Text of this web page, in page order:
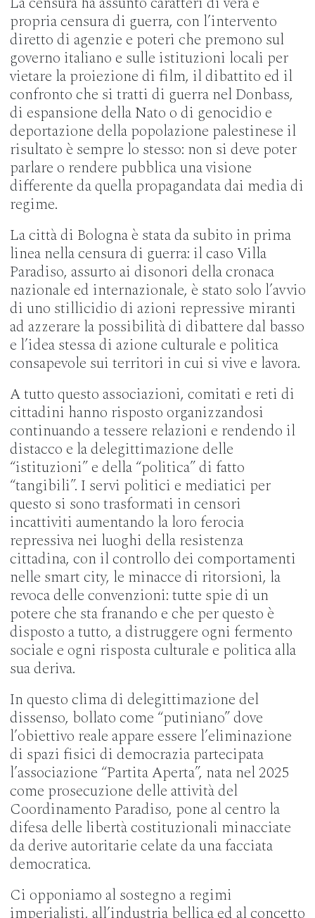
propria censura di guerra, con l’intervento
diretto di agenzie e poteri che premono sul
governo italiano e sulle istituzioni locali per
vietare la proiezione di film, il dibattito ed il
confronto che si tratti di guerra nel Donbass,
di espansione della Nato o di genocidio e
deportazione della popolazione palestinese il
risultato è sempre lo stesso: non si deve poter
parlare o rendere pubblica una visione
differente da quella propagandata dai media di
regime.
La città di Bologna è stata da subito in prima
linea nella censura di guerra: il caso Villa
Paradiso, assurto ai disonori della cronaca
nazionale ed internazionale, è stato solo l’avvio
di uno stillicidio di azioni repressive miranti
ad azzerare la possibilità di dibattere dal basso
e l’idea stessa di azione culturale e politica
consapevole sui territori in cui si vive e lavora.
A tutto questo associazioni, comitati e reti di
cittadini hanno risposto organizzandosi
continuando a tessere relazioni e rendendo il
distacco e la delegittimazione delle
“istituzioni” e della “politica” di fatto
“tangibili”. I servi politici e mediatici per
questo si sono trasformati in censori
incattiviti aumentando la loro ferocia
repressiva nei luoghi della resistenza
cittadina, con il controllo dei comportamenti
nelle smart city, le minacce di ritorsioni, la
revoca delle convenzioni: tutte spie di un
potere che sta franando e che per questo è
disposto a tutto, a distruggere ogni fermento
sociale e ogni risposta culturale e politica alla
sua deriva.
In questo clima di delegittimazione del
dissenso, bollato come “putiniano” dove
l’obiettivo reale appare essere l’eliminazione
di spazi fisici di democrazia partecipata
l’associazione “Partita Aperta”, nata nel 2025
come prosecuzione delle attività del
Coordinamento Paradiso, pone al centro la
difesa delle libertà costituzionali minacciate
da derive autoritarie celate da una facciata
democratica.
Ci opponiamo al sostegno a regimi